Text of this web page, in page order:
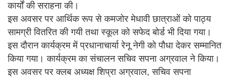
कार्यों की सराहना की।
इस अवसर पर आर्थिक रूप से कमजोर मेधावी छात्राओं को पाठ्य
सामग्री वितरित की गयी तथा स्कूल को सफेद बोर्ड भी दिया गया।
इस दौरान कार्यक्रम में प्रधानाचार्या रेनू नेगी को पौधा देकर सम्मानित
किया गया। कार्यक्रम का संचालन सचिव सपना अग्रवाल ने किया।
इस अवसर पर क्लब अध्यक्ष शिप्रा अग्रवाल, सचिव सपना